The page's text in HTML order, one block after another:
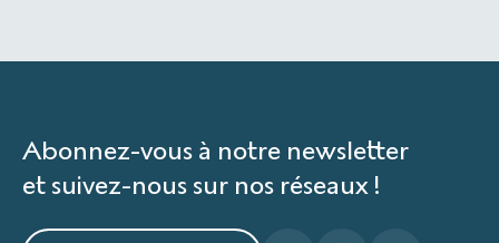
Abonnez-vous à notre newsletter
et suivez-nous sur nos réseaux !